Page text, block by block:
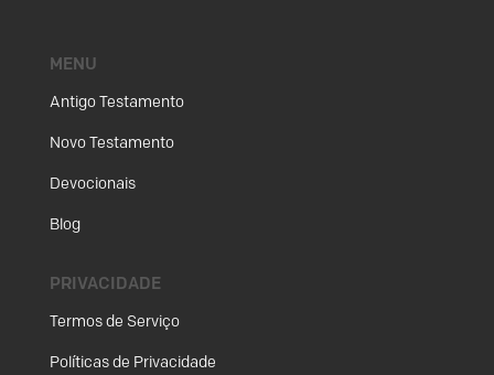
MENU
Antigo Testamento
Novo Testamento
Devocionais
Blog
PRIVACIDADE
Termos de Serviço
Políticas de Privacidade